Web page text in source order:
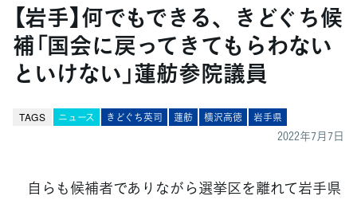
【岩手】何でもできる、きどぐち候
補「国会に戻ってきてもらわない
といけない」蓮舫参院議員
TAGS ニュース きどぐち英司 蓮舫 横沢高徳 岩手県
2022年7月7日
自らも候補者でありながら選挙区を離れて岩手県